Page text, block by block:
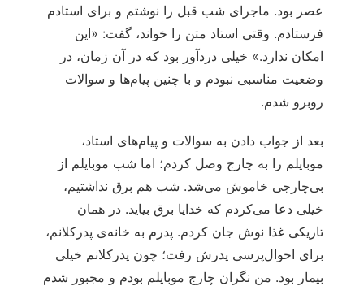
عصر بود. ماجرای شب قبل را نوشتم و برای استادم
فرستادم. وقتی استاد متن را خواند، گفت: «این
امکان ندارد.» خیلی دردآور بود که در آن زمان، در
وضعیت مناسبی نبودم و با چنین پیام‌ها و سوالات
روبرو شدم.
بعد از جواب دادن به سوالات و پیام‌های استاد،
موبایلم را به چارج وصل کردم؛ اما شب موبایلم از
بی‌چارجی خاموش می‌شد. شب هم برق نداشتیم،
خیلی دعا می‌کردم که خدایا برق بیاید. در همان
تاریکی غذا نوش جان کردم. پدرم به خانه‌ی پدرکلانم،
برای احوال‌پرسی پدرش رفت؛ چون پدرکلانم خیلی
بیمار بود. من نگران چارج موبایلم بودم و مجبور شدم